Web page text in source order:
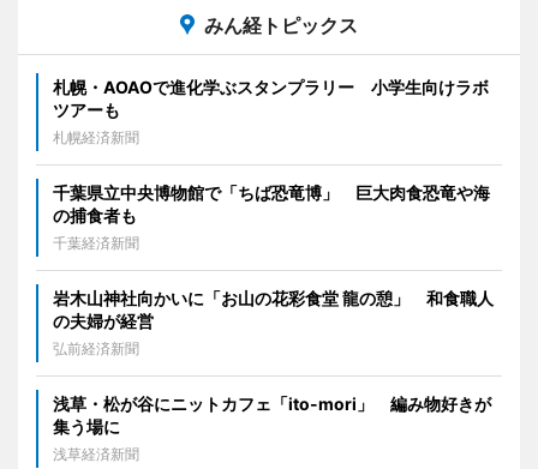
みん経トピックス
札幌・AOAOで進化学ぶスタンプラリー 小学生向けラボ
ツアーも
札幌経済新聞
千葉県立中央博物館で「ちば恐竜博」 巨大肉食恐竜や海
の捕食者も
千葉経済新聞
岩木山神社向かいに「お山の花彩食堂 龍の憩」 和食職人
の夫婦が経営
弘前経済新聞
浅草・松が谷にニットカフェ「ito-mori」 編み物好きが
集う場に
浅草経済新聞